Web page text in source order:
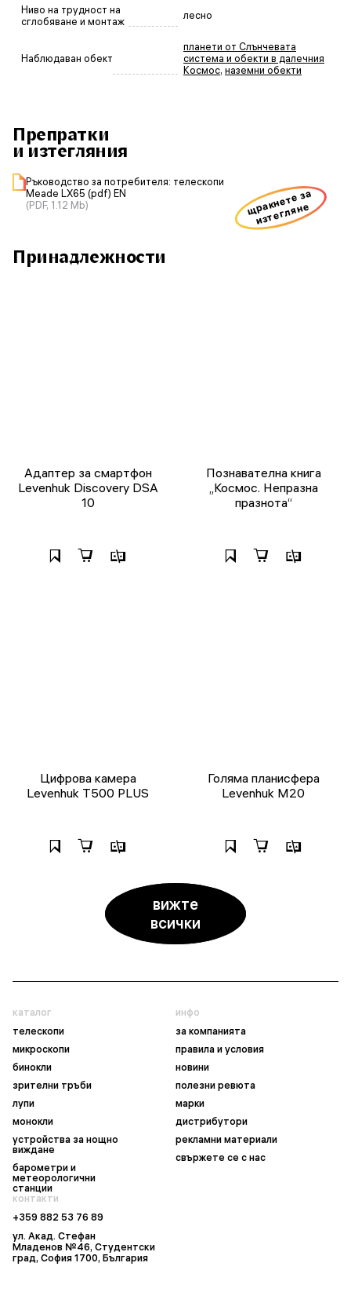
Ниво на трудност на
сглобяване и монтаж
лесно
Наблюдаван обект
планети от Слънчевата
система и обекти в далечния
Космос, наземни обекти
Препратки
и изтегляния
Ръководство за потребителя: телескопи
Meade LX65 (pdf) EN
(PDF, 1.12 Mb)
щракнете за
изтегляне
Принадлежности
Адаптер за смартфон
Levenhuk Discovery DSA
10
Познавателна книга
„Космос. Непразна
празнота“
Цифрова камера
Levenhuk T500 PLUS
Голяма планисфера
Levenhuk M20
вижте
всички
каталог
телескопи
микроскопи
бинокли
зрителни тръби
лупи
монокли
устройства за нощно
виждане
барометри и
метеорологични
станции
инфо
за компанията
правила и условия
новини
полезни ревюта
марки
дистрибутори
рекламни материали
свържете се с нас
контакти
+359 882 53 76 89
ул. Акад. Стефан
Младенов №46, Студентски
град, София 1700, България